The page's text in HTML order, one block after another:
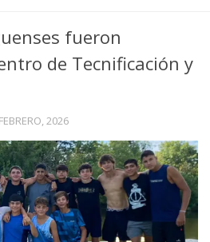
fueron
de Tecnificación y
2026